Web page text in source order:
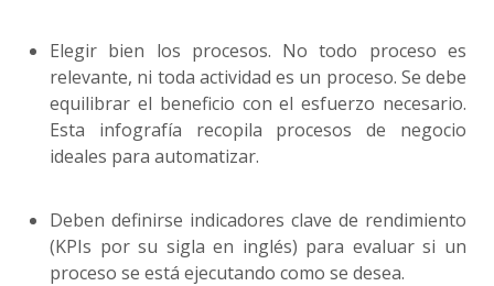
Elegir bien los procesos. No todo proceso es
relevante, ni toda actividad es un proceso. Se debe
equilibrar el beneficio con el esfuerzo necesario.
Esta infografía recopila procesos de negocio
ideales para automatizar.
Deben definirse indicadores clave de rendimiento
(KPIs por su sigla en inglés) para evaluar si un
proceso se está ejecutando como se desea.